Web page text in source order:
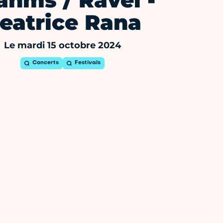
Rana
Le mardi 15 octobre 2024
Concerts Festivals